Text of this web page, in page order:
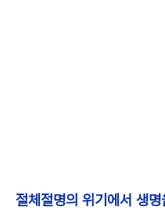
절체절명의 위기에서 생